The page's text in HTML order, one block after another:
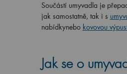
Součástí umyvadla je
jak samostatně, tak i s
nabídkynebo kovovou
Jak se o